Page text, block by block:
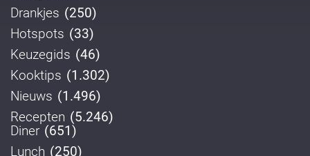
Drankjes (250)
Hotspots (33)
Keuzegids (46)
Kooktips (1.302)
Nieuws (1.496)
Recepten (5.246)
Diner (651)
Lunch (250)